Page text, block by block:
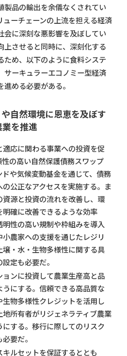
製品の輸出を余儀なくされてい
ューチェーンの上流を担える経済
会に深刻な悪影響を及ぼしてい
上させると同時に、深刻化する
ため、以下のように食料システ
サーキュラーエコノミー型経済
める必要がある。
自然環境に恩恵を及ぼす
業を推進
応に関わる事業への投資を促
性の高い自然保護債務スワップ
や気候変動基金を通じて、債務
公正なアクセスを実施する。ま
資源と投資の流れを改善し、環
明確に改善できるような効率
明性の高い規制や枠組みを導入
農家への支援を通じたレジリ
壌・水・生物多様性に関する具
定も必要だ。
ョンに投資して農業生産高と品
にする。信頼できる高品質な
生物多様性クレジットを活用し
地所有者がリジェネラティブ農業
にする。移行に際してのリスク
要だ。
ルセットを保証するととも